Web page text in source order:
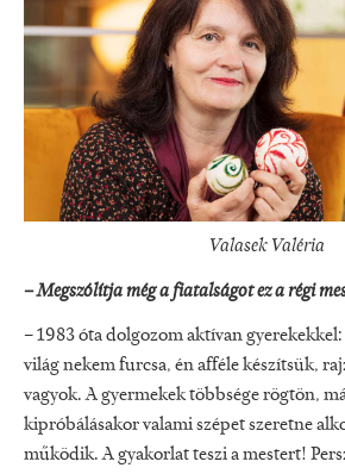
Valasek Valéria
– Megszólítja még a fiatalságot ez a régi
– 1983 óta dolgozom aktívan
világ nekem furcsa, én afféle készítsük,
vagyok. A gyermekek többsége rögtön,
kipróbálásakor valami szépet szeretne
működik. A gyakorlat teszi a mestert!